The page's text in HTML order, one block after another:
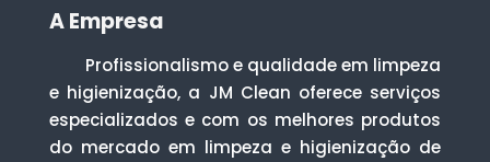
A Empresa
Profissionalismo e qualidade em limpeza
e higienização, a JM Clean oferece serviços
especializados e com os melhores produtos
do mercado em limpeza e higienização de